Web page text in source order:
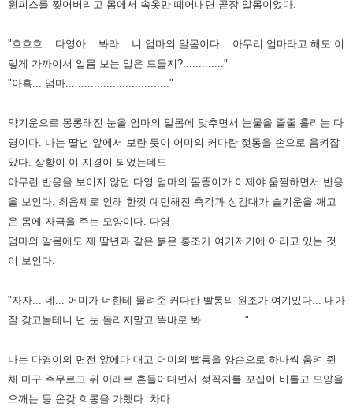
원피스를 찢어버리고 몸에서 속옷만 떼어내면 곧장 알몸이었다.
"흐흐흐... 다영아... 봐라... 니 엄마의 알몸이다... 아무리 엄마라고 해도 이
렇게 가까이서 알몸 보는 일은 드물지?............."
"아흑... 엄마................................."
약기운으로 몽롱해진 눈을 엄마의 알몸에 맞추면서 눈물을 줄줄 흘리는 다
영이다. 나는 딸년 앞에서 보란 듯이 어미의 커다란 젖통을 손으로 움켜잡
았다. 상황이 이 지경이 되었는데도
아무런 반응을 보이지 않던 다영 엄마의 몸뚱이가 이제야 움찔하면서 반응
을 보인다. 최음제로 인해 한껏 예민해진 촉각과 성감대가 술기운을 깨고
온 몸에 자극을 주는 모양이다. 다영
엄마의 알몸에도 제 딸년과 같은 붉은 홍조가 여기저기에 어리고 있는 것
이 보인다.
"자자... 네... 어미가 너한테 물려준 커다란 빨통의 원조가 여기있다... 내가
잘 갖고놀테니 넌 눈 돌리지말고 똑바로 봐.............."
나는 다영이의 면전 앞에다 대고 어미의 빨통을 양손으로 하나씩 움켜 쥔
채 마구 주무르고 위 아래로 흔들어대면서 젖꼭지를 꼬집어 비틀고 모양을
으깨는 등 온갖 희롱을 가했다. 차마